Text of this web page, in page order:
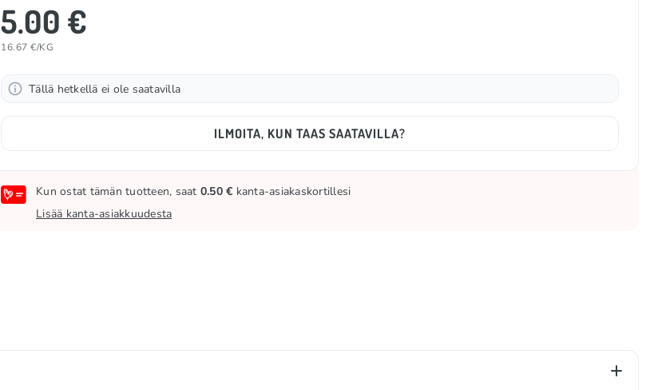
5.00 €
16.67 €/KG
Tällä hetkellä ei ole saatavilla
ILMOITA, KUN TAAS SAATAVILLA?
Kun ostat tämän tuotteen, saat 0.50 € kanta-asiakaskortillesi
Lisää kanta-asiakkuudesta